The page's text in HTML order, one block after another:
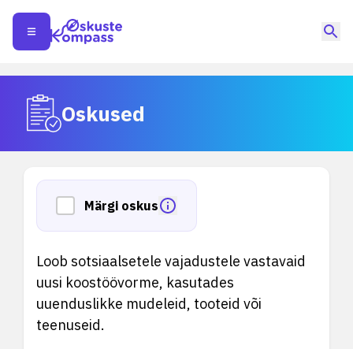
Oskused
Märgi oskus
Loob sotsiaalsetele vajadustele vastavaid
uusi koostöövorme, kasutades
uuenduslikke mudeleid, tooteid või
teenuseid.